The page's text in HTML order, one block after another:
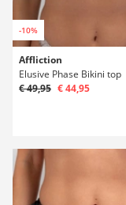
-10%
Affliction
Elusive Phase Bikini top
€ 49,95 € 44,95